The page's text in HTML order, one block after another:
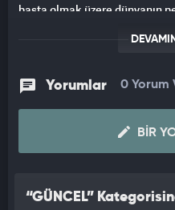
başta olmak üzere dünyanın
Dünyanın bugüne kadarki en
konuşan Siber Güvenlik
Ortak Hamza Şamlıoğlu,
Yorumlar 0 Yorum
BIR
“GÜNCEL”